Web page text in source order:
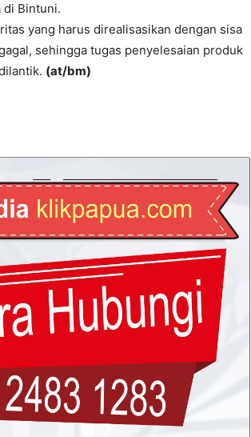
di Bintuni.
yang harus direalisasikan dengan sisa
sehingga tugas penyelesaian produk
(at/bm)